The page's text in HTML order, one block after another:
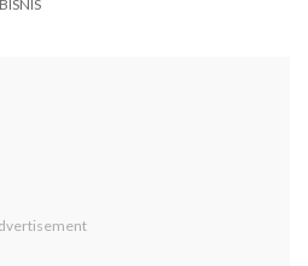
BISNIS